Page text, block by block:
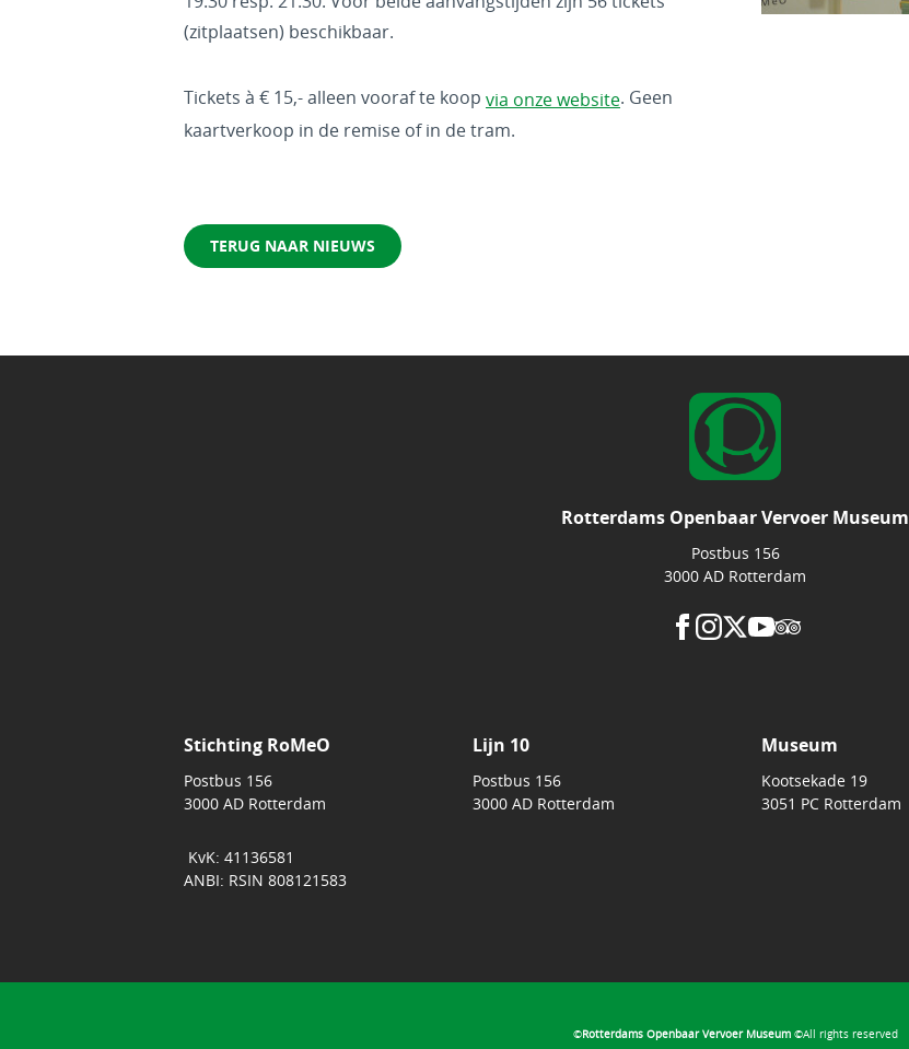
(zitplaatsen) beschikbaar.
Tickets à € 15,- alleen vooraf te koop via onze website. Geen
kaartverkoop in de remise of in de tram.
TERUG NAAR NIEUWS
Rotterdams Openbaar Vervoer Museum
Postbus 156
3000 AD Rotterdam
Stichting RoMeO
Postbus 156
3000 AD Rotterdam
KvK: 41136581
ANBI: RSIN 808121583
Lijn 10
Postbus 156
3000 AD Rotterdam
Museum
Kootsekade 19
3051 PC Rotterdam
©Rotterdams Openbaar Vervoer Museum©All rights reserved